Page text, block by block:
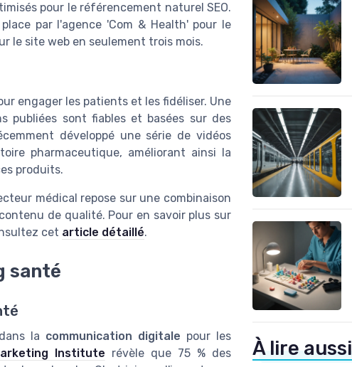
pour le référencement naturel SEO.
par l'agence 'Com & Health' pour le
le site web en seulement trois mois.
engager les patients et les fidéliser. Une
publiées sont fiables et basées sur des
développé une série de vidéos
pharmaceutique, améliorant ainsi la
produits.
médical repose sur une combinaison
de qualité. Pour en savoir plus sur
cet article détaillé.
santé
la communication digitale pour les
Institute révèle que 75 % des
À lire aussi